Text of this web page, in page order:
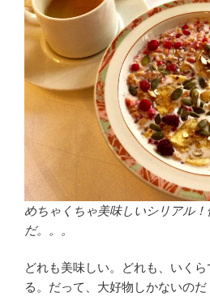
めちゃくちゃ美味しいシリアル
だ。。。
どれも美味しい。どれも、いく
る。だって、大好物しかないのだ